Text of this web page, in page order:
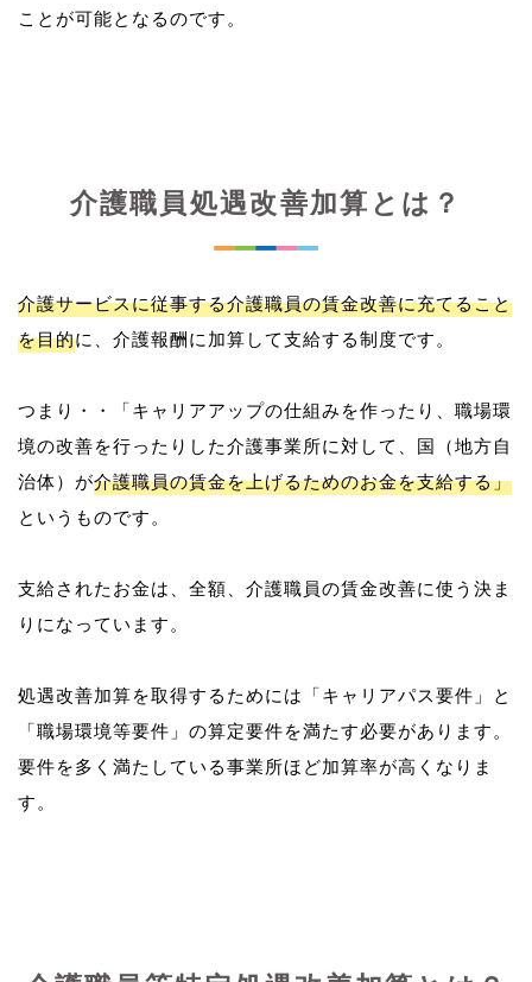
介護職員処遇改善加算とは？
介護サービスに従事する介護職員の賃金改善に充てること
を目的に、介護報酬に加算して支給する制度です。
つまり・・「キャリアアップの仕組みを作ったり、職場環
境の改善を行ったりした介護事業所に対して、国（地方自
治体）が介護職員の賃金を上げるためのお金を支給する」
というものです。
支給されたお金は、全額、介護職員の賃金改善に使う決ま
りになっています。
処遇改善加算を取得するためには「キャリアパス要件」と
「職場環境等要件」の算定要件を満たす必要があります。
要件を多く満たしている事業所ほど加算率が高くなりま
す。